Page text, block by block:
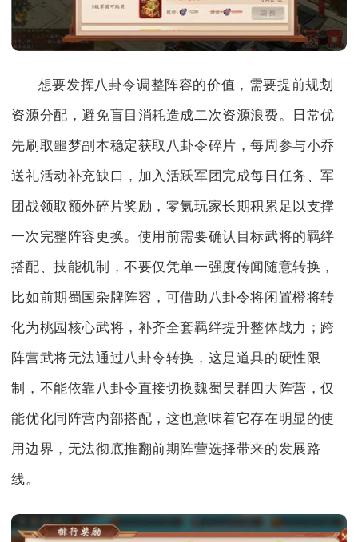
想要发挥八卦令调整阵容的价值，需要提前规划
资源分配，避免盲目消耗造成二次资源浪费。日常优
先刷取噩梦副本稳定获取八卦令碎片，每周参与小乔
送礼活动补充缺口，加入活跃军团完成每日任务、军
团战领取额外碎片奖励，零氪玩家长期积累足以支撑
一次完整阵容更换。使用前需要确认目标武将的羁绊
搭配、技能机制，不要仅凭单一强度传闻随意转换，
比如前期蜀国杂牌阵容，可借助八卦令将闲置橙将转
化为桃园核心武将，补齐全套羁绊提升整体战力；跨
阵营武将无法通过八卦令转换，这是道具的硬性限
制，不能依靠八卦令直接切换魏蜀吴群四大阵营，仅
能优化同阵营内部搭配，这也意味着它存在明显的使
用边界，无法彻底推翻前期阵营选择带来的发展路
线。